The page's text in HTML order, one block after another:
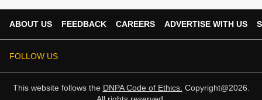
ABOUT US FEEDBACK CAREERS ADVERTISE WITH US
FOLLOW US
This website follows the DNPA Code of Ethics. Copyright@2026.